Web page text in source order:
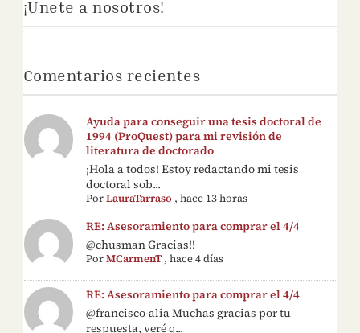
¡Únete a nosotros!
Comentarios recientes
Ayuda para conseguir una tesis doctoral de
1994 (ProQuest) para mi revisión de
literatura de doctorado
¡Hola a todos! Estoy redactando mi tesis
doctoral sob...
PorLauraTarraso ,hace 13 horas
RE: Asesoramiento para comprar el 4/4
@chusman Gracias!!
PorMCarmenT,hace 4 días
RE: Asesoramiento para comprar el 4/4
@francisco-alia Muchas gracias por tu
respuesta, veré q...